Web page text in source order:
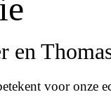
en
voor onze